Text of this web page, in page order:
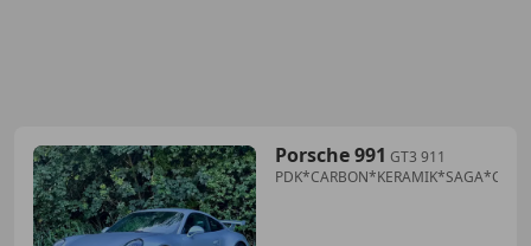
Porsche 991 GT3 911